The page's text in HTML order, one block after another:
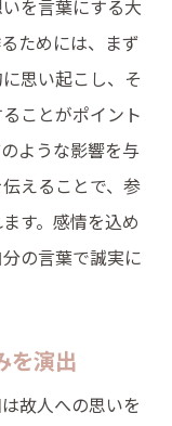
を言葉にする大
ためには、まず
思い起こし、そ
ことがポイント
ような影響を与
えることで、参
す。感情を込め
の言葉で誠実に
を演出
故人への思いを